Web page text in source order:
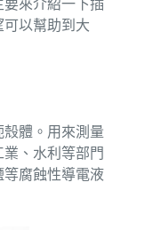
要來介紹一下插
可以幫助到大
體。用來測量
、水利等部門
等腐蝕性導電液